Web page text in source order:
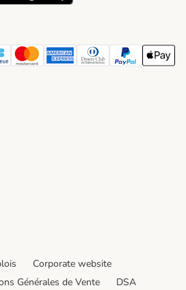
Method
Method
bleue Payment Method
Master card Payment Method
American express Payment
Diners club Payment
Paypal Payment
Apple
Method
Corporate website
Générales de Vente
DSA